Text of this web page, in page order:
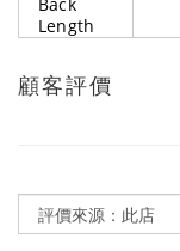
Length
顧客評價